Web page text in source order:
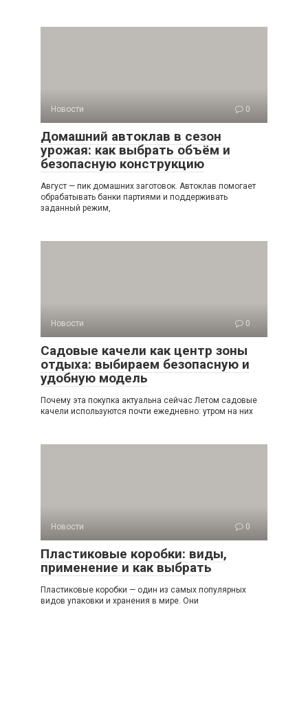
Новости 0
Домашний автоклав в сезон
урожая: как выбрать объём и
безопасную конструкцию
Август — пик домашних заготовок. Автоклав помогает
обрабатывать банки партиями и поддерживать
заданный режим,
Новости 0
Садовые качели как центр зоны
отдыха: выбираем безопасную и
удобную модель
Почему эта покупка актуальна сейчас Летом садовые
качели используются почти ежедневно: утром на них
Новости 0
Пластиковые коробки: виды,
применение и как выбрать
Пластиковые коробки — один из самых популярных
видов упаковки и хранения в мире. Они